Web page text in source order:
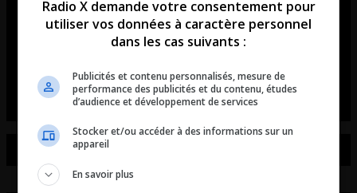
révolutionne les rassemblements
de voitures et de motos!
L’entrevue avec David Beaudoin
Radio X demande votre consentement pour
utiliser vos données à caractère personnel
dans les cas suivants :
Publicités et contenu personnalisés, mesure de
performance des publicités et du contenu, études
d’audience et développement de services
Stocker et/ou accéder à des informations sur un
appareil
En savoir plus